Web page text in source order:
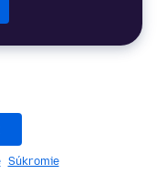
Súkromie